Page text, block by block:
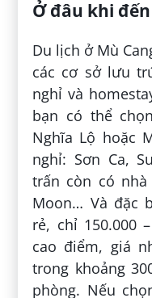
Ở đâu khi
Du lịch ở Mù
các cơ sở lưu
nghỉ và
bạn có thể
Nghĩa Lộ hoặc
nghỉ: Sơn Ca,
trấn còn có
Moon… Và đặc
rẻ, chỉ 150.000
cao điểm, giá
trong khoảng
phòng. Nếu